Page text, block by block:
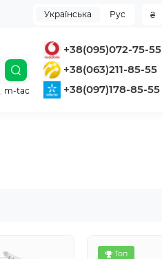
₴
Українська Рус
+38(095)072-75-55
+38(063)211-85-55
+38(097)178-85-55
m-tac
Топ